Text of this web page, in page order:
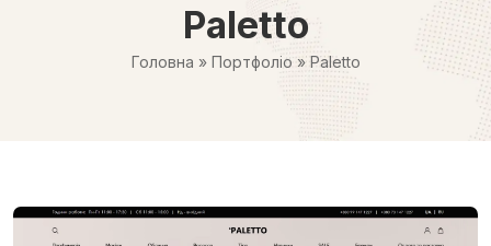
Paletto
Головна » Портфоліо»Paletto